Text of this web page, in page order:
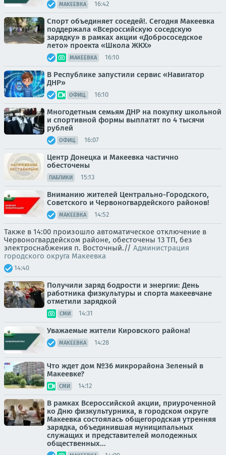
МАКЕЕВКА 16:42
Спорт объединяет соседей!. Сегодня Макеевка
поддержала «Всероссийскую соседскую
зарядку» в рамках акции «Добрососедское
лето» проекта «Школа ЖКХ»
МАКЕЕВКА 16:10
В Республике запустили сервис «Навигатор
ДНР»
ОФИЦ. 16:10
Многодетным семьям ДНР на покупку школьной
и спортивной формы выплатят по 4 тысячи
рублей
ОФИЦ. 16:07
Центр Донецка и Макеевка частично
обесточены
ПАБЛИКИ 15:13
Вниманию жителей Центрально-Городского,
Советского и Червоногвардейского районов!
МАКЕЕВКА 14:52
Также в 14:00 произошло автоматическое отключение в
Червоногвардейском районе, обесточены 13 ТП, без
электроснабжения п. Восточный.// Администрация
городского округа Макеевка
14:40
Получили заряд бодрости и энергии: День
работника физкультуры и спорта макеевчане
отметили зарядкой
СМИ 14:31
Уважаемые жители Кировского района!
МАКЕЕВКА 14:28
Что ждет дом №36 микрорайона Зеленый в
Макеевке?
СМИ 14:12
В рамках Всероссийской акции, приуроченной
ко Дню физкультурника, в городском округе
Макеевка состоялась общегородская утренняя
зарядка, объединившая муниципальных
служащих и представителей молодежных
общественных...